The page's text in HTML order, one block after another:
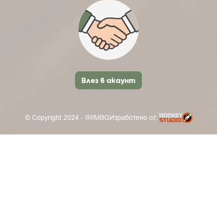
Влез в акаунт
© Copyright 2024 - IRIMBGИзработено от: